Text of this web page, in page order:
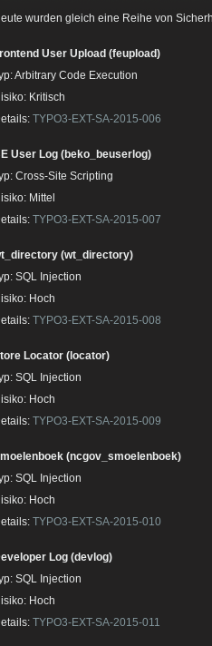
wurden gleich eine Reihe von
User Upload (feupload)
Arbitrary Code Execution
Kritisch
TYPO3-EXT-SA-2015-006
User Log (beko_beuserlog)
Cross-Site Scripting
Mittel
TYPO3-EXT-SA-2015-007
(wt_directory)
SQL Injection
Hoch
TYPO3-EXT-SA-2015-008
Locator (locator)
SQL Injection
Hoch
TYPO3-EXT-SA-2015-009
(ncgov_smoelenboek)
SQL Injection
Hoch
TYPO3-EXT-SA-2015-010
Log (devlog)
SQL Injection
Hoch
TYPO3-EXT-SA-2015-011